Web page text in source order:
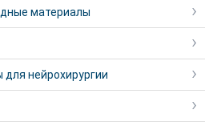
материалы
нейрохирургии